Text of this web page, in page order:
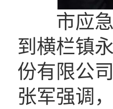
市应急
到横栏镇
份有限公
张军强调